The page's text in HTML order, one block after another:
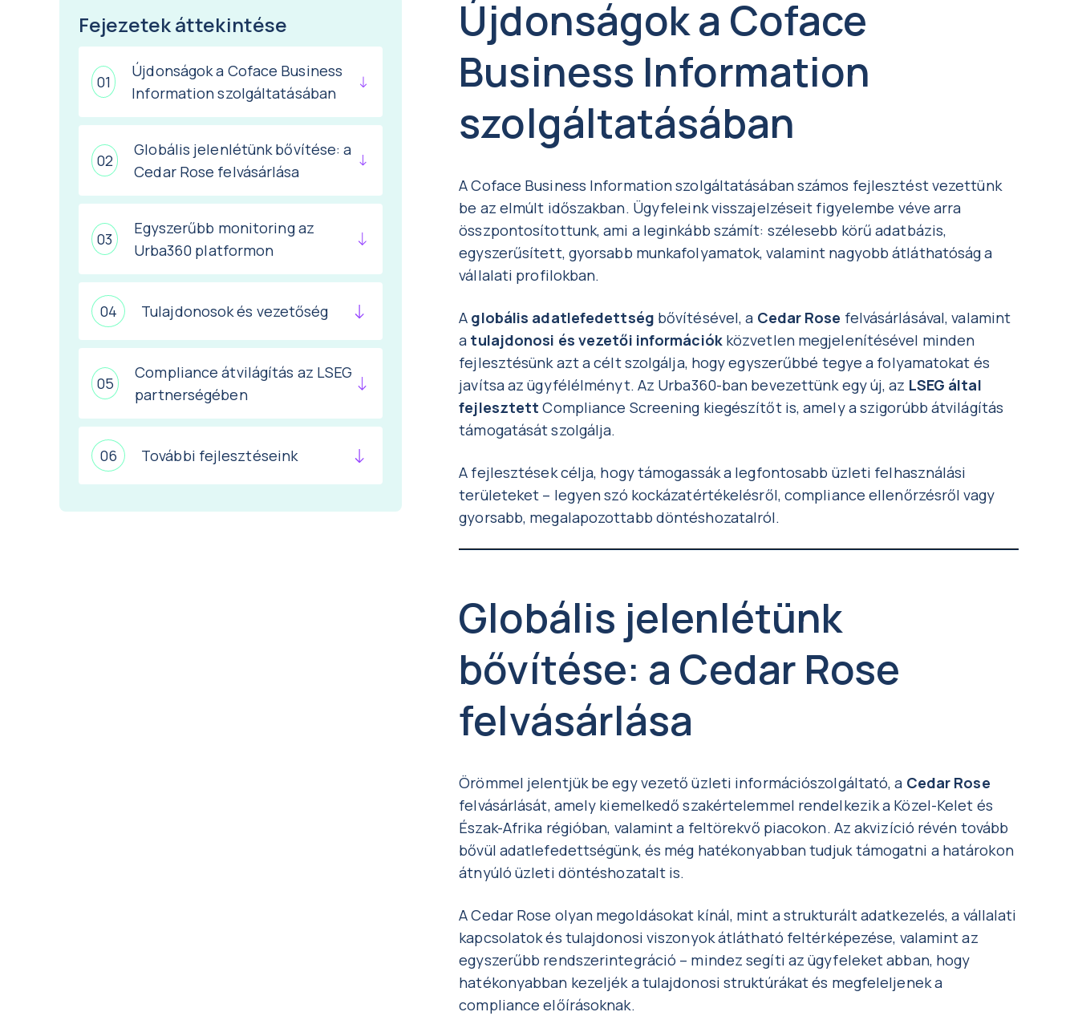
Fejezetek áttekintése
Újdonságok a Coface Business
Information szolgáltatásában
Globális jelenlétünk bővítése: a
Cedar Rose felvásárlása
Egyszerűbb monitoring az
Urba360 platformon
Tulajdonosok és vezetőség
Compliance átvilágítás az LSEG
partnerségében
További fejlesztéseink
Újdonságok a Coface
Business Information
szolgáltatásában
A Coface Business Information szolgáltatásában számos fejlesztést vezettünk
be az elmúlt időszakban. Ügyfeleink visszajelzéseit figyelembe véve arra
összpontosítottunk, ami a leginkább számít: szélesebb körű adatbázis,
egyszerűsített, gyorsabb munkafolyamatok, valamint nagyobb átláthatóság a
vállalati profilokban.
A globális adatlefedettség bővítésével, a Cedar Rose felvásárlásával, valamint
a tulajdonosi és vezetői információkközvetlen megjelenítésével minden
fejlesztésünk azt a célt szolgálja, hogy egyszerűbbé tegye a folyamatokat és
javítsa az ügyfélélményt. Az Urba360-ban bevezettünk egy új, az LSEG által
fejlesztett Compliance Screening kiegészítőt is, amely a szigorúbb átvilágítás
támogatását szolgálja.
A fejlesztések célja, hogy támogassák a legfontosabb üzleti felhasználási
területeket – legyen szó kockázatértékelésről, compliance ellenőrzésről vagy
gyorsabb, megalapozottabb döntéshozatalról.
Globális jelenlétünk
bővítése: a Cedar Rose
felvásárlása
Örömmel jelentjük be egy vezető üzleti információszolgáltató, a Cedar Rose
felvásárlását, amely kiemelkedő szakértelemmel rendelkezik a Közel-Kelet és
Észak-Afrika régióban, valamint a feltörekvő piacokon. Az akvizíció révén tovább
bővül adatlefedettségünk, és még hatékonyabban tudjuk támogatni a határokon
átnyúló üzleti döntéshozatalt is.
A Cedar Rose olyan megoldásokat kínál, mint a strukturált adatkezelés, a vállalati
kapcsolatok és tulajdonosi viszonyok átlátható feltérképezése, valamint az
egyszerűbb rendszerintegráció – mindez segíti az ügyfeleket abban, hogy
hatékonyabban kezeljék a tulajdonosi struktúrákat és megfeleljenek a
compliance előírásoknak.